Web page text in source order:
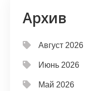
Архив
Август 2026
Июнь 2026
Май 2026